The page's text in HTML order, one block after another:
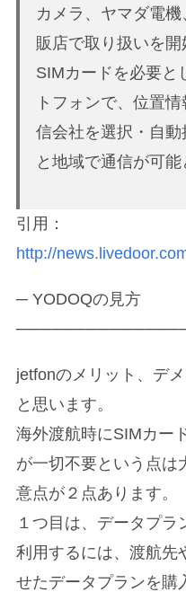
カメラ、ヤマダ電
販店で取り扱いを開
SIMカードを必要と
トフォンで、位置
信会社を選択・自
と地域で通信が可能
引用：
http://
─ YODOQの見方
jetfonのメリット、デ
と思います。
海外渡航時にSIMカー
が一切不要という点は
意点が２点あります。
１つ目は、データプ
利用するには、渡航先
せたデータプランを購